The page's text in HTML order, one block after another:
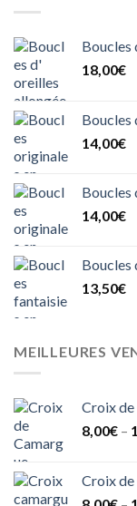
Boucles
18,00€
Boucles
14,00€
Boucles
14,00€
Boucles
13,50€
MEILLEURES
Croix de
8,00€ –
Croix de